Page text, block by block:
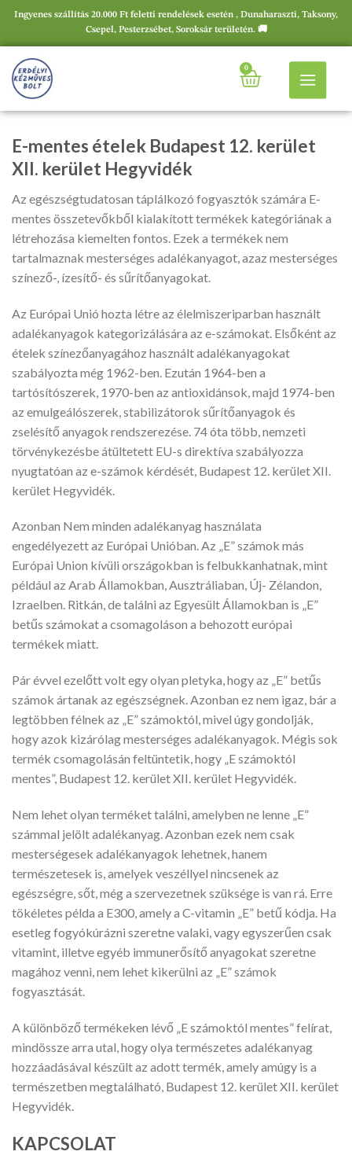
Ingyenes szállítás 20.000 Ft feletti rendelések esetén , Dunaharaszti, Taksony,
Csepel, Pesterzsébet, Soroksár területén. 🚚
0
E-mentes ételek Budapest 12. kerület
XII. kerület Hegyvidék
Az egészségtudatosan táplálkozó fogyasztók számára E-
mentes összetevőkből kialakított termékek kategóriának a
létrehozása kiemelten fontos. Ezek a termékek nem
tartalmaznak mesterséges adalékanyagot, azaz mesterséges
színező-, ízesítő- és sűrítőanyagokat.
Az Európai Unió hozta létre az élelmiszeriparban használt
adalékanyagok kategorizálására az e-számokat. Elsőként az
ételek színezőanyagához használt adalékanyagokat
szabályozta még 1962-ben. Ezután 1964-ben a
tartósítószerek, 1970-ben az antioxidánsok, majd 1974-ben
az emulgeálószerek, stabilizátorok sűrítőanyagok és
zselésítő anyagok rendszerezése. 74 óta több, nemzeti
törvénykezésbe átültetett EU-s direktíva szabályozza
nyugtatóan az e-számok kérdését, Budapest 12. kerület XII.
kerület Hegyvidék.
Azonban Nem minden adalékanyag használata
engedélyezett az Európai Unióban. Az „E” számok más
Európai Union kívüli országokban is felbukkanhatnak, mint
például az Arab Államokban, Ausztráliaban, Új- Zélandon,
Izraelben. Ritkán, de találni az Egyesült Államokban is „E”
betűs számokat a csomagoláson a behozott európai
termékek miatt.
Pár évvel ezelőtt volt egy olyan pletyka, hogy az „E” betűs
számok ártanak az egészségnek. Azonban ez nem igaz, bár a
legtöbben félnek az „E” számoktól, mivel úgy gondolják,
hogy azok kizárólag mesterséges adalékanyagok. Mégis sok
termék csomagolásán feltüntetik, hogy „E számoktól
mentes”, Budapest 12. kerület XII. kerület Hegyvidék.
Nem lehet olyan terméket találni, amelyben ne lenne „E”
számmal jelölt adalékanyag. Azonban ezek nem csak
mesterségesek adalékanyagok lehetnek, hanem
természetesek is, amelyek veszéllyel nincsenek az
egészségre, sőt, még a szervezetnek szüksége is van rá. Erre
tökéletes példa a E300, amely a C-vitamin „E” betű kódja. Ha
esetleg fogyókúrázni szeretne valaki, vagy egyszerűen csak
vitamint, illetve egyéb immunerősítő anyagokat szeretne
magához venni, nem lehet kikerülni az „E” számok
fogyasztását.
A különböző termékeken lévő „E számoktól mentes” felírat,
mindössze arra utal, hogy olya természetes adalékanyag
hozzáadásával készült az adott termék, amely amúgy is a
természetben megtalálható, Budapest 12. kerület XII. kerület
Hegyvidék.
KAPCSOLAT